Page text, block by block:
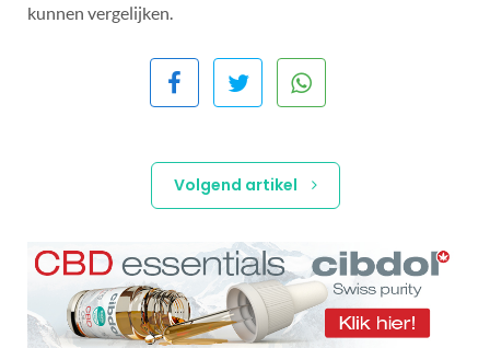
kunnen vergelijken.
Volgend artikel